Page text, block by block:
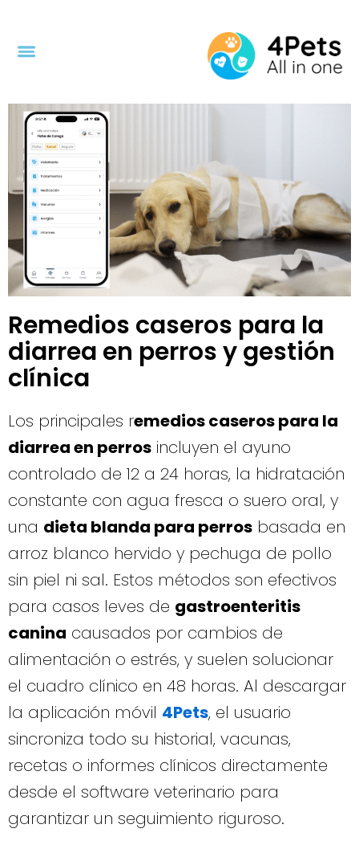
contentMenu
Remedios caseros para la
diarrea en perros y gestión
clínica
Los principales remedios caseros para la
diarrea en perros incluyen el ayuno
controlado de 12 a 24 horas, la hidratación
constante con agua fresca o suero oral, y
una dieta blanda para perros basada en
arroz blanco hervido y pechuga de pollo
sin piel ni sal. Estos métodos son efectivos
para casos leves de gastroenteritis
canina causados por cambios de
alimentación o estrés, y suelen solucionar
el cuadro clínico en 48 horas. Al descargar
la aplicación móvil 4Pets, el usuario
sincroniza todo su historial, vacunas,
recetas o informes clínicos directamente
desde el software veterinario para
garantizar un seguimiento riguroso.